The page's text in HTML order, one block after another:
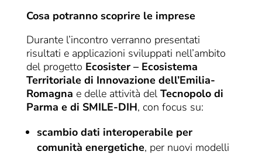
Cosa potranno scoprire le imprese
Durante l’incontro verranno presentati
risultati e applicazioni sviluppati nell’ambito
del progetto Ecosister – Ecosistema
Territoriale di Innovazione dell’Emilia-
Romagna e delle attività del Tecnopolo di
Parma e di SMILE-DIH, con focus su:
scambio dati interoperabile per
comunità energetiche, per nuovi modelli